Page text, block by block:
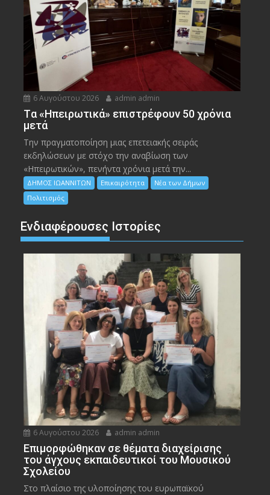
6 Αυγούστου 2026 admin admin
Tα «Ηπειρωτικά» επιστρέφουν 50 χρόνια
μετά
Την πραγματοποίηση μιας επετειακής σειράς
εκδηλώσεων με στόχο την αναβίωση των
«Ηπειρωτικών», πενήντα χρόνια μετά την...
ΔΗΜΟΣ ΙΩΑΝΝΙΤΩΝ Επικαιρότητα
Νέα των Δήμων
Πολιτισμός
Ενδιαφέρουσες Ιστορίες
6 Αυγούστου 2026 admin admin
Eπιμορφώθηκαν σε θέματα διαχείρισης
του άγχους εκπαιδευτικοί του Μουσικού
Σχολείου
Στο πλαίσιο της υλοποίησης του ευρωπαϊκού